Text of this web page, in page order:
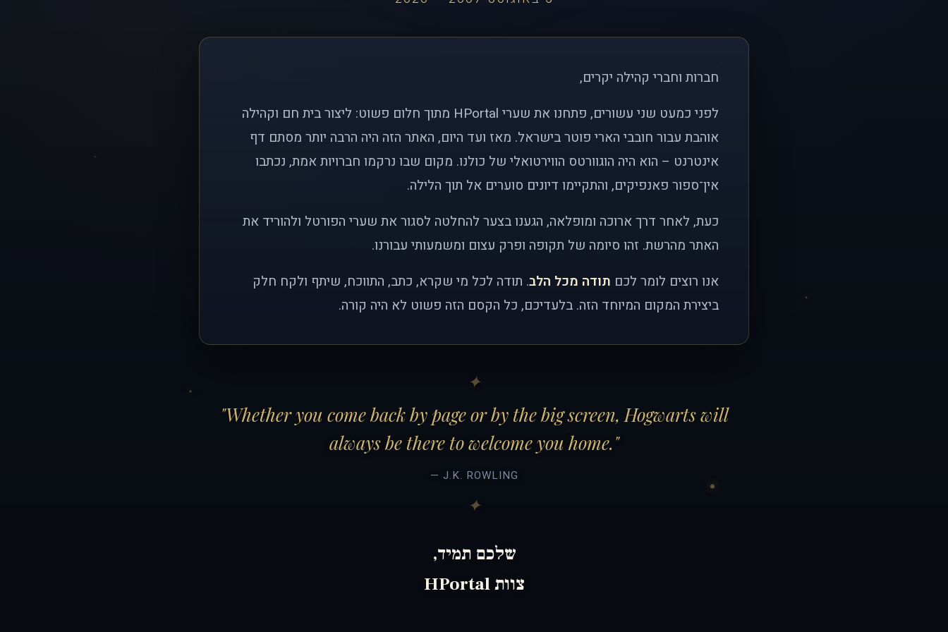
חברות וחברי קהילה יקרים,
לפני כמעט שני עשורים, פתחנו את שערי HPortal מתוך חלום פשוט: ליצור בית חם וקהילה
אוהבת עבור חובבי הארי פוטר בישראל. מאז ועד היום, האתר הזה היה הרבה יותר מסתם דף
אינטרנט – הוא היה הוגוורטס הווירטואלי של כולנו. מקום שבו נרקמו חברויות אמת, נכתבו
אין־ספור פאנפיקים, והתקיימו דיונים סוערים אל תוך הלילה.
כעת, לאחר דרך ארוכה ומופלאה, הגענו בצער להחלטה לסגור את שערי הפורטל ולהוריד את
האתר מהרשת. זהו סיומה של תקופה ופרק עצום ומשמעותי עבורנו.
אנו רוצים לומר לכם תודה מכל הלב. תודה לכל מי שקרא, כתב, התווכח, שיתף ולקח חלק
ביצירת המקום המיוחד הזה. בלעדיכם, כל הקסם הזה פשוט לא היה קורה.
"Whether you come back by page or by the big screen, Hogwarts will
always be there to welcome you home."
— J.K. ROWLING
שלכם תמיד,
צוות HPortal